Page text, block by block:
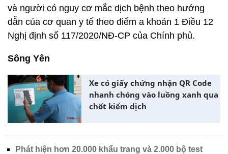
và người có nguy cơ mắc dịch bệnh theo hướng
dẫn của cơ quan y tế theo điểm a khoản 1 Điều 12
Nghị định số 117/2020/NĐ-CP của Chính phủ.
Sông Yên
Xe có giấy chứng nhận QR Code
nhanh chóng vào luồng xanh qua
chốt kiểm dịch
Phát hiện hơn 20.000 khẩu trang và 2.000 bộ test